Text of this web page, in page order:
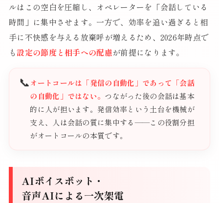
ルはこの空白を圧縮し、オペレーターを「会話している
時間」に集中させます。一方で、効率を追い過ぎると相
手に不快感を与える放棄呼が増えるため、2026年時点で
も設定の節度と相手への配慮が前提になります。
📞オートコールは「発信の自動化」であって「会話
の自動化」ではない。 つながった後の会話は基本
的に人が担います。発信効率という土台を機械が
支え、人は会話の質に集中する——この役割分担
がオートコールの本質です。
AIボイスボット・
音声AIによる一次架電